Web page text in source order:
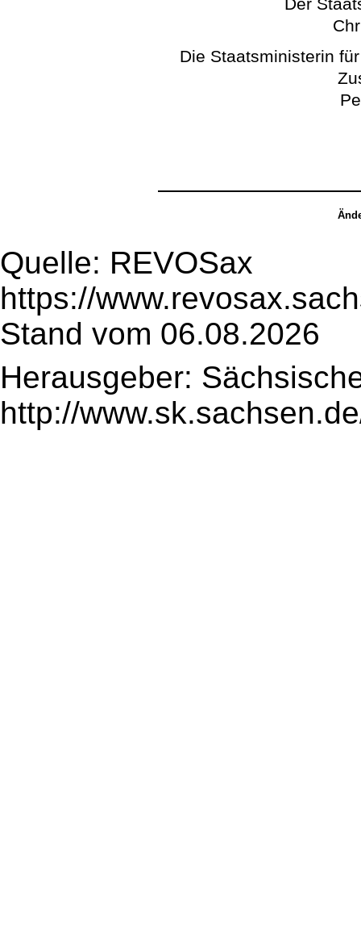
Die Staatsministerin
Quelle: REVOSax
https://
Stand vom 06.08.2026
Herausgeber:
http://